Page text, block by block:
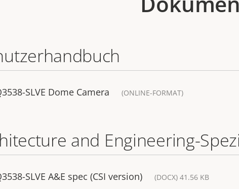
SLVE Dome Camera (ONLINE-FORMAT)
and Engineering-
SLVE A&E spec (CSI version) (DOCX) 41.56 KB